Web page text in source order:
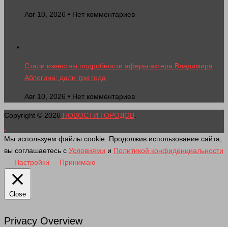
Авг 10, 2026 • Нет комментариев
Стали известны подробности аферы актера Владимира
Аблогина: дали три года
Авг 10, 2026 • Нет комментариев
Copyright © 2026 НОВОСТИ ГОРОДОВ
Мы используем файлы cookie. Продолжив использование сайта,
вы соглашаетесь с Условиями и Политикой конфиденциальности
Настройки
Принимаю
Close
Privacy Overview